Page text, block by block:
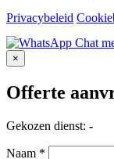
Privacybeleid
Chat
×
Offerte
Gekozen dienst: -
Naam *